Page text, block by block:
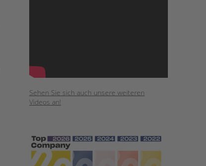
Sehen Sie sich auch unsere weiteren
Videos an!